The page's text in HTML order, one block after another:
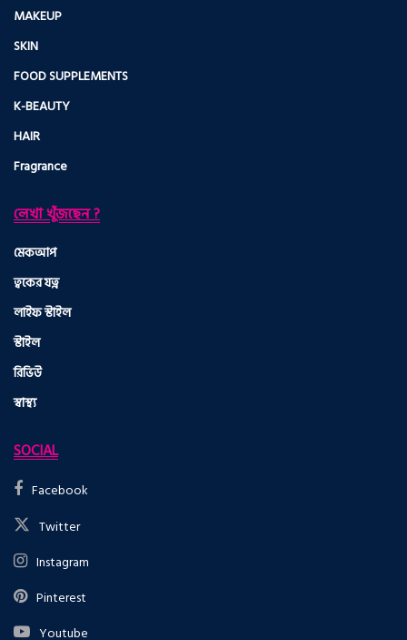
MAKEUP
SKIN
FOOD SUPPLEMENTS
K-BEAUTY
HAIR
Fragrance
লেখা খুঁজছেন ?
মেকআপ
ত্বকের যত্ন
লাইফ স্টাইল
স্টাইল
রিভিউ
স্বাস্থ্য
SOCIAL
Facebook
Twitter
Instagram
Pinterest
Youtube